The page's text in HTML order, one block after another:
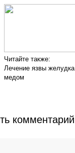
Читайте также:
Лечение язвы желудка
медом
комментарий